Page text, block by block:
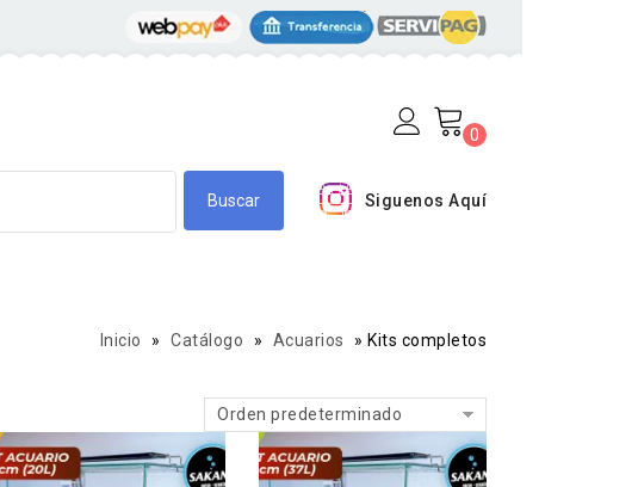
0
Siguenos Aquí
Inicio » Catálogo » Acuarios » Kits completos
Orden predeterminado